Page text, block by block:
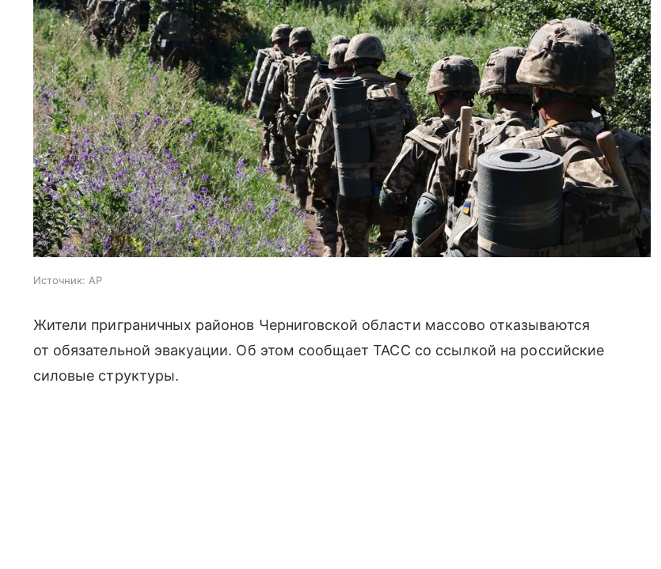
Источник: AP
Жители приграничных районов Черниговской области массово отказываются
от обязательной эвакуации. Об этом сообщает ТАСС со ссылкой на российские
силовые структуры.